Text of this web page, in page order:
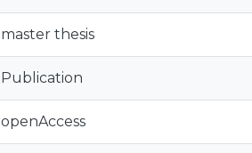
master thesis
Publication
openAccess